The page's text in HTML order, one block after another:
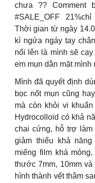
chưa ?? Comment
#SALE_OFF
Thời gian từ ngày
kì ngứa ngáy tay
nổi lên là mình sẽ
em mụn dằn mặt mình
Mình đã quyết định
bọc nốt mụn cũng
mà còn khỏi vi
Hydrocolloid có khả
chai cứng, hỗ trợ
giảm thiểu khả
miếng film khá
thước 7mm, 10mm
hình thành vết thâm